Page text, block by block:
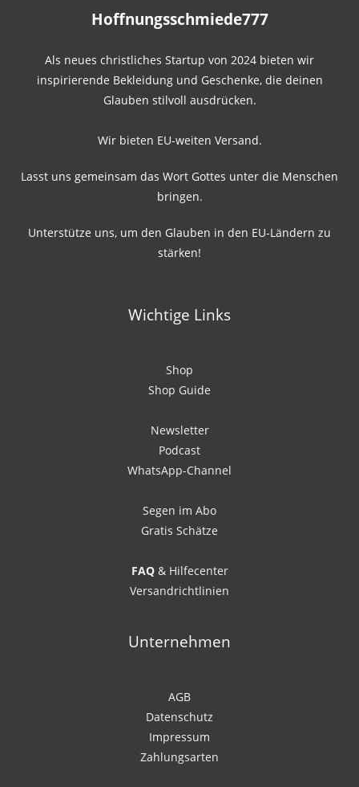
Hoffnungsschmiede777
Als neues christliches Startup von 2024 bieten wir
inspirierende Bekleidung und Geschenke, die deinen
Glauben stilvoll ausdrücken.
Wir bieten EU-weiten Versand.
Lasst uns gemeinsam das Wort Gottes unter die Menschen
bringen.
Unterstütze uns, um den Glauben in den EU-Ländern zu
stärken!
Wichtige Links
Shop
Shop Guide
Newsletter
Podcast
WhatsApp-Channel
Segen im Abo
Gratis Schätze
FAQ& Hilfecenter
Versandrichtlinien
Unternehmen
AGB
Datenschutz
Impressum
Zahlungsarten